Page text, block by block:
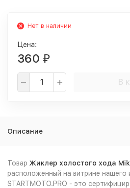
Нет в наличии
Цена:
360 ₽
В
Описание
Товар Жиклер холостого хода
расположенный на витрине нашего
STARTMOTO.PRO - это